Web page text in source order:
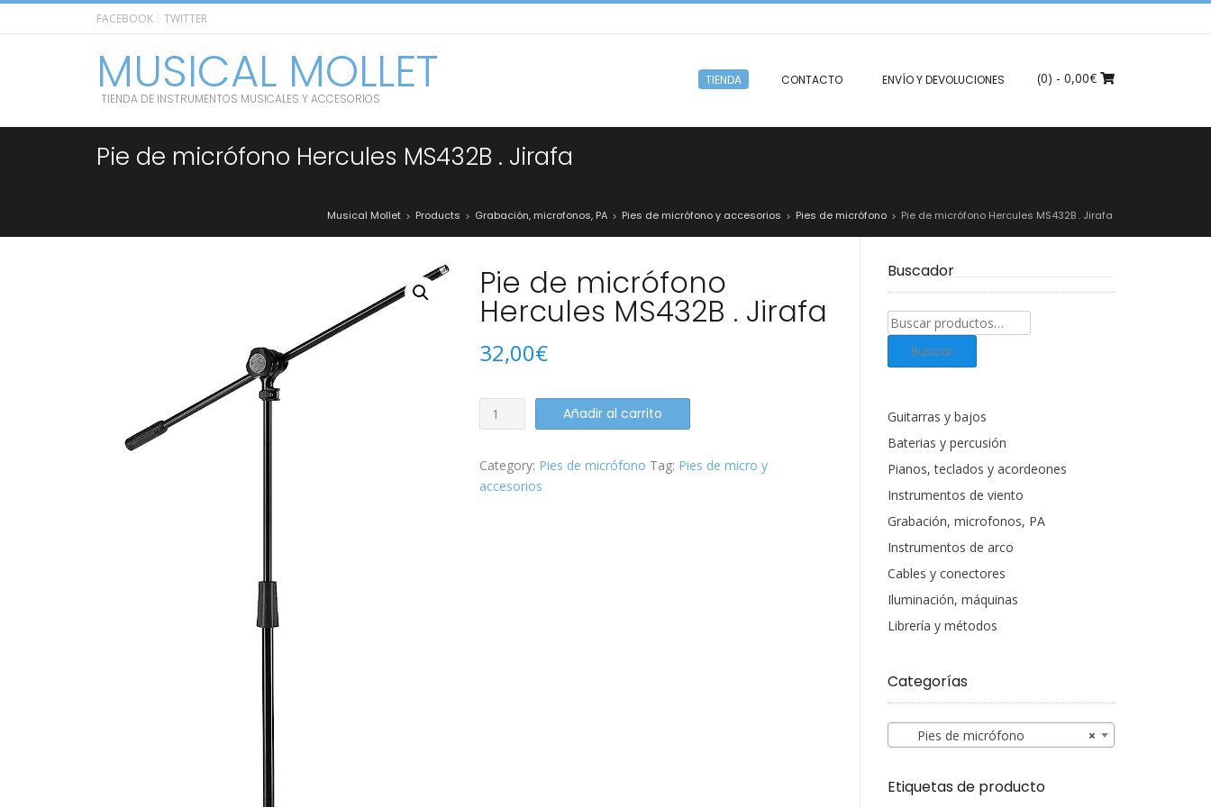
FACEBOOK TWITTER
MUSICAL MOLLET
TIENDA DE INSTRUMENTOS MUSICALES Y ACCESORIOS
TIENDA CONTACTO ENVÍO Y DEVOLUCIONES (0) - 0,00€
Pie de micrófono Hercules MS432B . Jirafa
Musical Mollet > Products > Grabación, microfonos, PA > Pies de micrófono y accesorios > Pies de micrófono > Pie de micrófono Hercules MS432B . Jirafa
Pie de micrófono
Hercules MS432B . Jirafa
32,00€
Pie
de
Hercules
MS432B
Añadir al carrito
Category: Pies de micrófono Tag: Pies de micro y
accesorios
Buscador
Buscar
productos:
Buscar
Guitarras y bajos
Baterias y percusión
Pianos, teclados y acordeones
Instrumentos de viento
Grabación, microfonos, PA
Instrumentos de arco
Cables y conectores
Iluminación, máquinas
Librería y métodos
Categorías
×
Pies de micrófono
Etiquetas de producto